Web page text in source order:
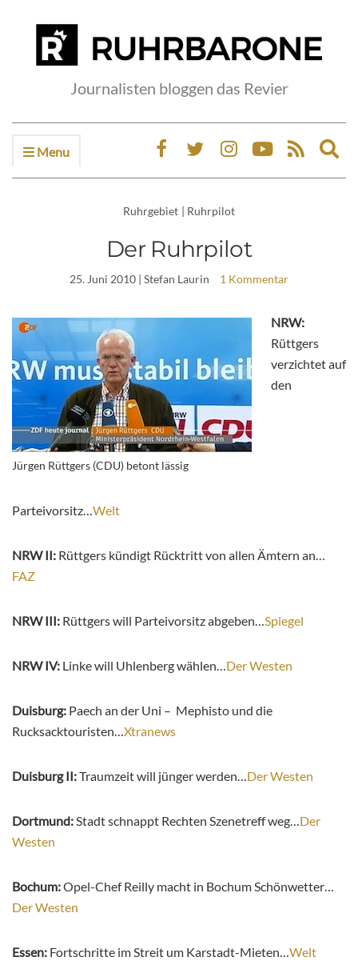
Journalisten bloggen das Revier
Menu
Ruhrgebiet | Ruhrpilot
Der Ruhrpilot
25. Juni 2010 | Stefan Laurin 1 Kommentar
Jürgen Rüttgers (CDU) betont lässig
NRW:
Rüttgers
verzichtet auf
den
Parteivorsitz…Welt
NRW II: Rüttgers kündigt Rücktritt von allen Ämtern an…
FAZ
NRW III: Rüttgers will Parteivorsitz abgeben…Spiegel
NRW IV: Linke will Uhlenberg wählen…Der Westen
Duisburg: Paech an der Uni – Mephisto und die
Rucksacktouristen…Xtranews
Duisburg II:Traumzeit will jünger werden…Der Westen
Dortmund:Stadt schnappt Rechten Szenetreff weg…Der
Westen
Bochum:Opel-Chef Reilly macht in Bochum Schönwetter…
Der Westen
Essen: Fortschritte im Streit um Karstadt-Mieten…Welt